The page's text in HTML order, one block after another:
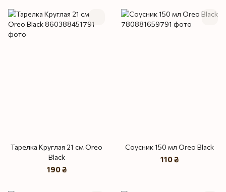
Тарелка Круглая 21 см Oreo
Black
190 ₴
Соусник 150 мл Oreo Black
110 ₴